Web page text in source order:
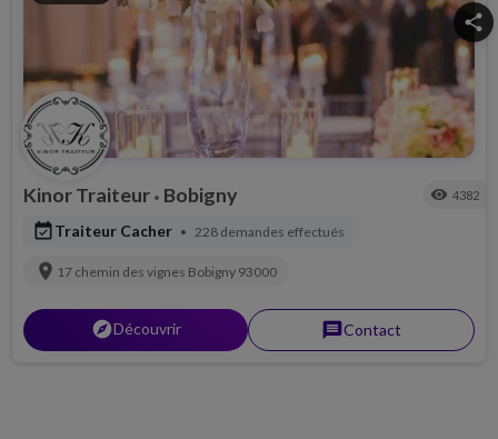
share
Kinor Traiteur • Bobigny visibility 4382
event_availableTraiteur Cacher • 228 demandes effectués
location_on 17 chemin des vignes Bobigny 93000
explorerDécouvrir messageContact